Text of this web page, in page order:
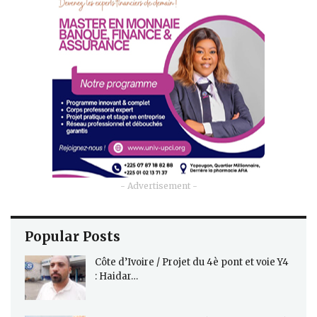
- Advertisement -
Popular Posts
Côte d’Ivoire / Projet du 4è pont et voie Y4
: Haidar…